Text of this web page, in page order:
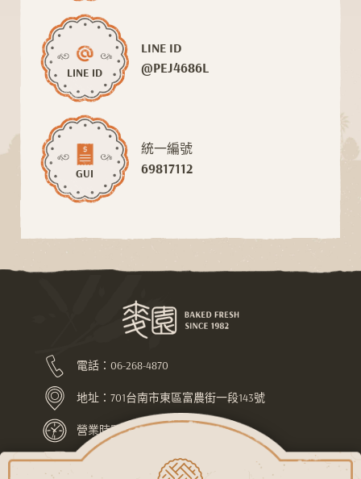
LINE ID
LINE ID
@PEJ4686L
GUI
統一編號
69817112
電話： 06-268-4870
地址： 701台南市東區富農街一段143號
營業時間：上午7:30-下午10:00
LINE ID：@pej4686l